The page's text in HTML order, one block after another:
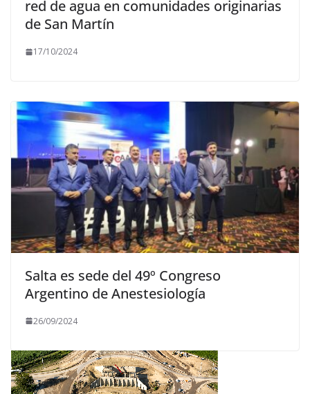
red de agua en comunidades originarias
de San Martín
17/10/2024
Salta es sede del 49º Congreso
Argentino de Anestesiología
26/09/2024